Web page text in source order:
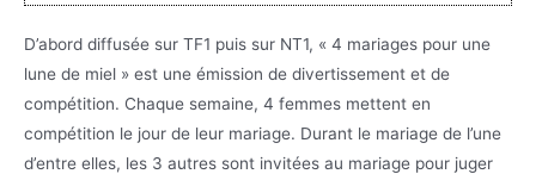
D’abord diffusée sur TF1 puis sur NT1, « 4 mariages pour une
lune de miel » est une émission de divertissement et de
compétition. Chaque semaine, 4 femmes mettent en
compétition le jour de leur mariage. Durant le mariage de l’une
d’entre elles, les 3 autres sont invitées au mariage pour juger